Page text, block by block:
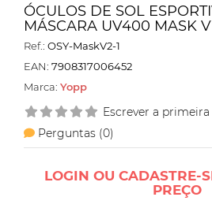
ÓCULOS DE SOL
MÁSCARA UV400 MASK
Ref.: OSY-MaskV2-1
EAN: 7908317006452
Marca: Yopp
Escrever a primeira
Perguntas (0)
LOGIN OU CADASTRE-
PREÇO